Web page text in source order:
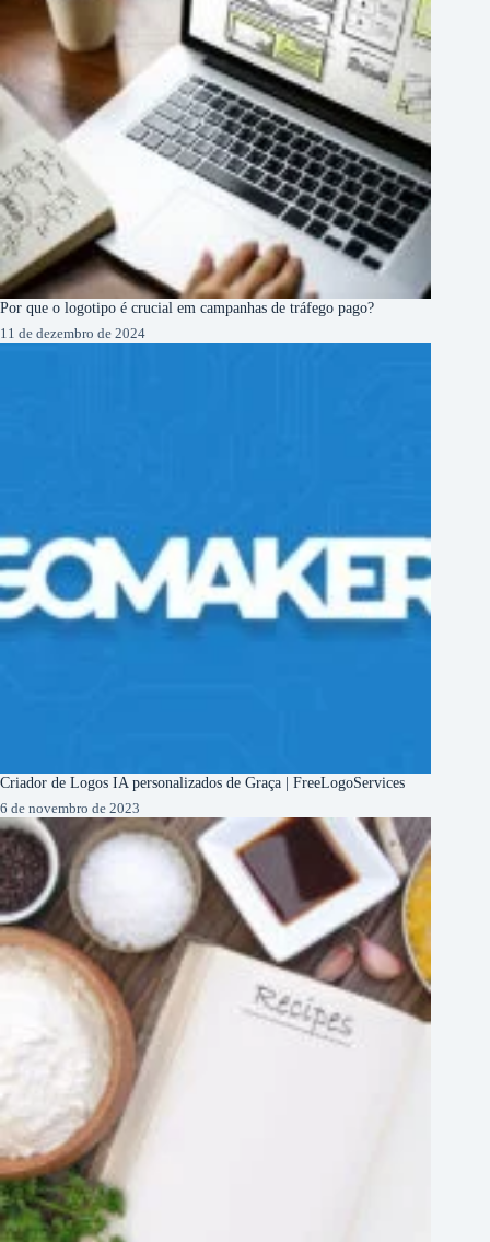
Por que o logotipo é crucial em campanhas de tráfego pago?
11 de dezembro de 2024
Criador de Logos IA personalizados de Graça | FreeLogoServices
6 de novembro de 2023